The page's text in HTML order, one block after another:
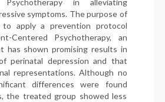
Psychotherapy in alleviating
symptoms. The purpose of
apply a prevention protocol
Centered Psychotherapy, an
has shown promising results in
perinatal depression and that
representations. Although no
differences were found
the treated group showed less